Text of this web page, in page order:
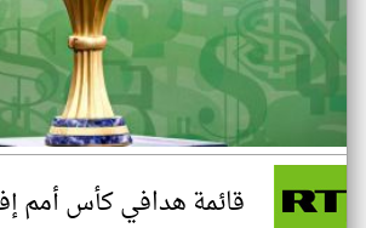
قائمة هدافي كأس أمم